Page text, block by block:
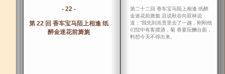
- 22 -
第 22 回 香车宝马陌上相逢 纸
醉金迷花前旖旎
第二十二回 香车宝马陌上相逢 纸醉
金迷花前旖旎 且说秋谷向双林说
道：“我先到兆贵里去了一趟，刚刚他
们院中有客摆酒，菊 香要应酬台面，
料想今天不得出来。